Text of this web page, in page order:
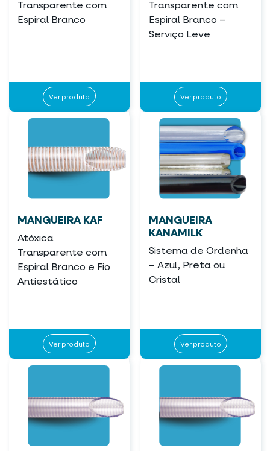
Transparente com
Espiral Branco
Ver produto
Transparente com
Espiral Branco –
Serviço Leve
Ver produto
MANGUEIRA KAF
Atóxica
Transparente com
Espiral Branco e Fio
Antiestático
Ver produto
MANGUEIRA
KANAMILK
Sistema de Ordenha
– Azul, Preta ou
Cristal
Ver produto